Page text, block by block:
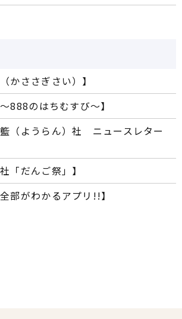
かささぎさい）】
888のはちむすび～】
籃（ようらん）社 ニュースレター
「だんご祭」】
部がわかるアプリ!!】